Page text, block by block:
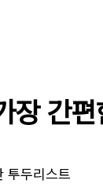
장 간
투두리스트